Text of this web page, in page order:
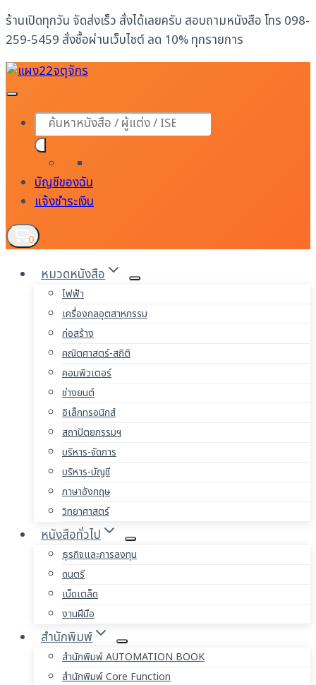
Skip
to
content
ร้านเปิดทุกวัน จัดส่งเร็ว สั่งได้เลยครับ สอบถามหนังสือ โทร 098-
259-5459 สั่งซื้อผ่านเว็บไซต์ ลด 10% ทุกรายการ
Products
search
บัญชีของฉัน
แจ้งชำระเงิน
0
หมวดหนังสือ
ไฟฟ้า
เครื่องกลอุตสาหกรรม
ก่อสร้าง
คณิตศาสตร์-สถิติ
คอมพิวเตอร์
ช่างยนต์
อิเล็กทรอนิกส์
สถาปัตยกรรมฯ
บริหาร-จัดการ
บริหาร-บัญชี
ภาษาอังกฤษ
วิทยาศาสตร์
หนังสือทั่วไป
ธุรกิจและการลงทุน
ดนตรี
เบ็ดเตล็ด
งานฝีมือ
สำนักพิมพ์
สำนักพิมพ์ AUTOMATION BOOK
สำนักพิมพ์ Core Function